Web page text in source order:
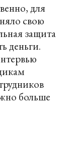
для
свою
защита
деньги.
больше